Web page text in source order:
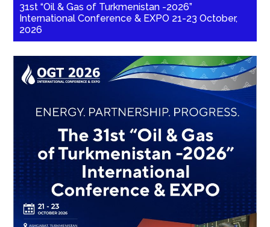
31st “Oil & Gas of Turkmenistan -2026”
International Conference & EXPO 21-23 October,
2026